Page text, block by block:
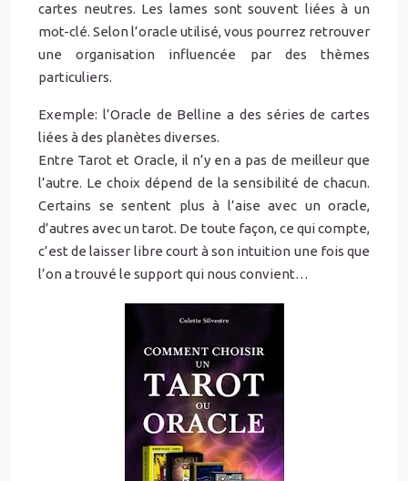
cartes neutres. Les lames sont souvent liées à un
mot-clé. Selon l’oracle utilisé, vous pourrez retrouver
une organisation influencée par des thèmes
particuliers.
Exemple: l’Oracle de Belline a des séries de cartes
liées à des planètes diverses.
Entre Tarot et Oracle, il n’y en a pas de meilleur que
l’autre. Le choix dépend de la sensibilité de chacun.
Certains se sentent plus à l’aise avec un oracle,
d’autres avec un tarot. De toute façon, ce qui compte,
c’est de laisser libre court à son intuition une fois que
l’on a trouvé le support qui nous convient…